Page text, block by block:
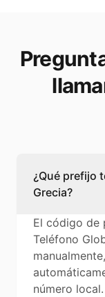
¿Qué prefijo
Grecia?
El código de
Teléfono
número local.